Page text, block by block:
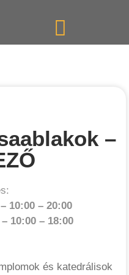
–
10:00 – 20:00
10:00 – 18:00
és katedrálisok